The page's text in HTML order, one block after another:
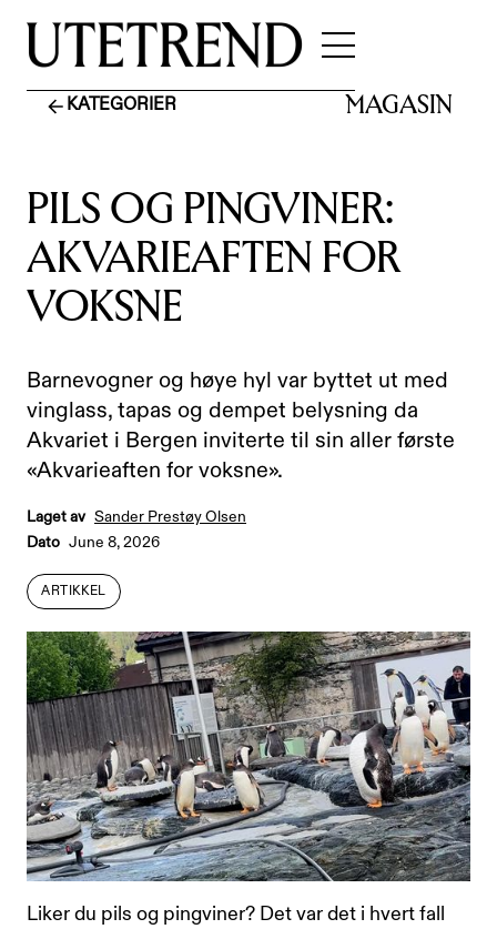
KATEGORIER MAGASIN
PILS OG PINGVINER:
AKVARIEAFTEN FOR
VOKSNE
Barnevogner og høye hyl var byttet ut med
vinglass, tapas og dempet belysning da
Akvariet i Bergen inviterte til sin aller første
«Akvarieaften for voksne».
Laget av Sander Prestøy Olsen
Dato June 8, 2026
ARTIKKEL
ARTIKKEL
Liker du pils og pingviner? Det var det i hvert fall